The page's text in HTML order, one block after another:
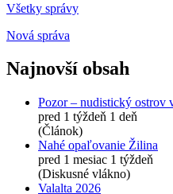
Všetky správy
Nová správa
Najnovší obsah
Pozor – nudistický ostrov
pred 1 týždeň 1 deň
(Článok)
Nahé opaľovanie Žilina
pred 1 mesiac 1 týždeň
(Diskusné vlákno)
Valalta 2026